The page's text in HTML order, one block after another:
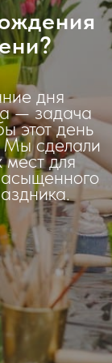
дня
— задача
этот день
сделали
мест для